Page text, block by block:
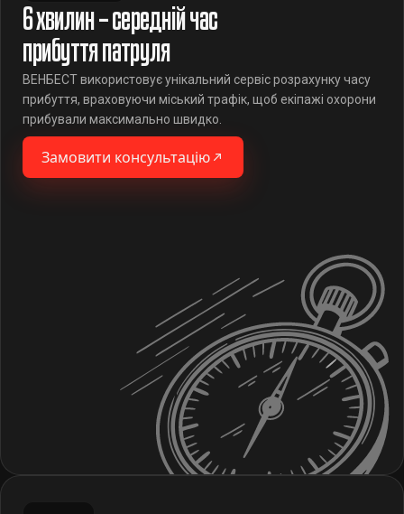
6 хвилин – середній час
прибуття патруля
ВЕНБЕСТ використовує унікальний сервіс розрахунку часу
прибуття, враховуючи міський трафік, щоб екіпажі охорони
прибували максимально швидко.
Замовити консультацію